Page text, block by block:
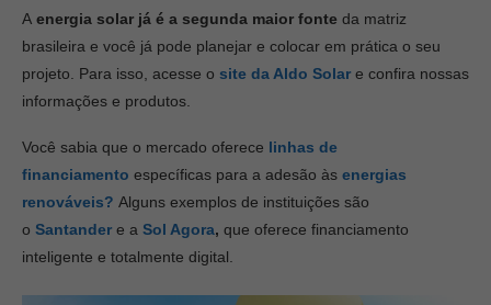
A energia solar já é a segunda maior fonte da matriz
brasileira e você já pode planejar e colocar em prática o seu
projeto. Para isso, acesse o site da Aldo Solar e confira nossas
informações e produtos.
Você sabia que o mercado oferece linhas de
financiamento específicas para a adesão às energias
renováveis? Alguns exemplos de instituições são
o Santander e a Sol Agora, que oferece financiamento
inteligente e totalmente digital.